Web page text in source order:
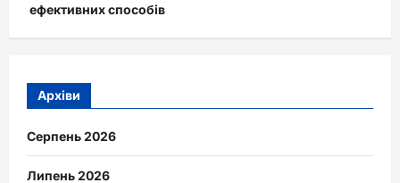
ефективних способів
Архіви
Серпень 2026
Липень 2026